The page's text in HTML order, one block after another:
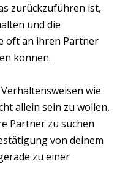
zurückzuführen ist,
und die
oft an ihren Partner
können.
wie
allein sein zu wollen,
Partner zu suchen
von deinem
zu einer